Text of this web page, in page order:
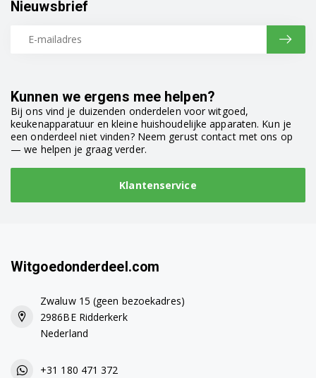
Kunnen we ergens mee helpen?
Bij ons vind je duizenden onderdelen voor witgoed,
keukenapparatuur en kleine huishoudelijke apparaten. Kun je
een onderdeel niet vinden? Neem gerust contact met ons op
— we helpen je graag verder.
Klantenservice
Nieuwsbrief
Witgoedonderdeel.com
Zwaluw 15 (geen bezoekadres)
2986BE Ridderkerk
Nederland
+31 180 471 372